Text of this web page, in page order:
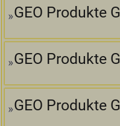
GEO Produkte
GEO Produkte
GEO Produkte